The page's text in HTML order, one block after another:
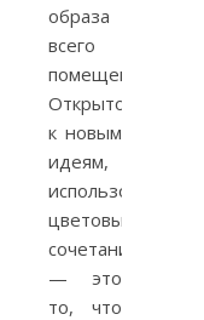
образа
всего
помещения.
Открытость
к новым
идеям,
использование
цветовых
сочетаний
— это
то, что